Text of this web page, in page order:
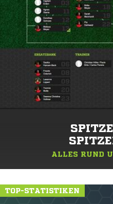
ALLES RUND
TOP-STATISTIKEN